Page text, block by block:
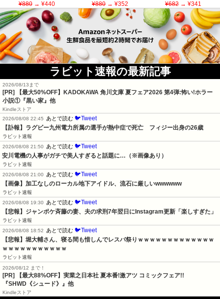
¥880→ ¥440 ¥880→ ¥352 ¥682→ ¥341
ラビット速報の最新記事
2026/08/13まで
[PR] 【最大50%OFF】KADOKAWA 角川文庫 夏フェア2026 第4弾:怖い!ホラー
小説①『黒い家』他
Kindleストア
2026/08/08 22:45
あとで読む 🐦Tweet
【訃報】ラグビー九州電力所属の選手が熱中症で死亡　フィジー出身の26歳
ラビット速報
2026/08/08 21:50
あとで読む 🐦Tweet
安川電機の人事がガチで美人すぎると話題に…（※画像あり）
ラビット速報
2026/08/08 21:00
あとで読む 🐦Tweet
【画像】加工なしのローカル地下アイドル、流石に厳しいwwwwww
ラビット速報
2026/08/08 19:30
あとで読む 🐦Tweet
【悲報】ジャンポケ斉藤の妻、夫の求刑7年翌日にInstagram更新「楽しすぎた」
ラビット速報
2026/08/08 18:52
あとで読む 🐦Tweet
【悲報】堀大輔さん、寝る間も惜しんでレスバ祭りｗｗｗｗｗｗｗｗｗｗｗｗｗ
ｗｗｗｗｗｗｗｗｗｗｗ
ラビット速報
2026/08/12 まで！
[PR] 【最大88%OFF】実業之日本社 夏本番!激アツ コミックフェア!!
『SHWD《シュード》』他
Kindleストア